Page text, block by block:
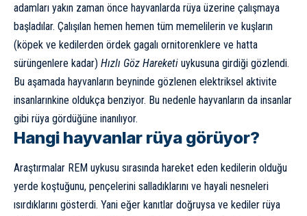
adamları yakın zaman önce hayvanlarda rüya üzerine çalışmaya
başladılar. Çalışılan hemen hemen tüm memelilerin ve kuşların
(köpek ve kedilerden ördek gagalı ornitorenklere ve hatta
sürüngenlere kadar) Hızlı Göz Hareketi uykusuna girdiği gözlendi.
Bu aşamada hayvanların beyninde gözlenen elektriksel aktivite
insanlarınkine oldukça benziyor. Bu nedenle hayvanların da insanlar
gibi rüya gördüğüne inanılıyor.
Hangi hayvanlar rüya görüyor?
Araştırmalar REM uykusu sırasında hareket eden kedilerin olduğu
yerde koştuğunu, pençelerini salladıklarını ve hayali nesneleri
ısırdıklarını gösterdi. Yani eğer kanıtlar doğruysa ve kediler rüya